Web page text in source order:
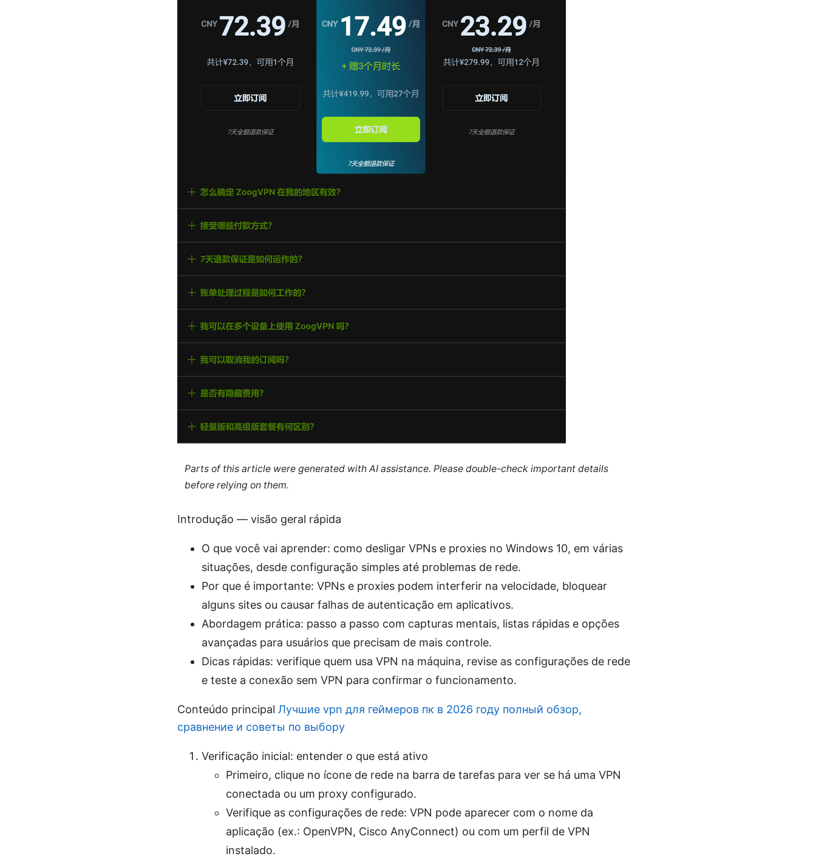
Parts of this article were generated with AI assistance. Please double-check important details
before relying on them.
Introdução — visão geral rápida
O que você vai aprender: como desligar VPNs e proxies no Windows 10, em várias
situações, desde configuração simples até problemas de rede.
Por que é importante: VPNs e proxies podem interferir na velocidade, bloquear
alguns sites ou causar falhas de autenticação em aplicativos.
Abordagem prática: passo a passo com capturas mentais, listas rápidas e opções
avançadas para usuários que precisam de mais controle.
Dicas rápidas: verifique quem usa VPN na máquina, revise as configurações de rede
e teste a conexão sem VPN para confirmar o funcionamento.
Conteúdo principal Лучшие vpn для геймеров пк в 2026 году полный обзор,
сравнение и советы по выбору
Verificação inicial: entender o que está ativo
Primeiro, clique no ícone de rede na barra de tarefas para ver se há uma VPN
conectada ou um proxy configurado.
Verifique as configurações de rede: VPN pode aparecer com o nome da
aplicação (ex.: OpenVPN, Cisco AnyConnect) ou com um perfil de VPN
instalado.